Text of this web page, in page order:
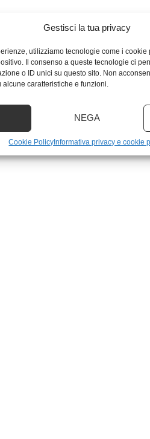
Gestisci la tua privacy
utilizziamo tecnologie come i cookie
Il consenso a queste tecnologie ci
o ID unici su questo sito. Non
caratteristiche e funzioni.
NEGA
Cookie PolicyInformativa privacy e cookie